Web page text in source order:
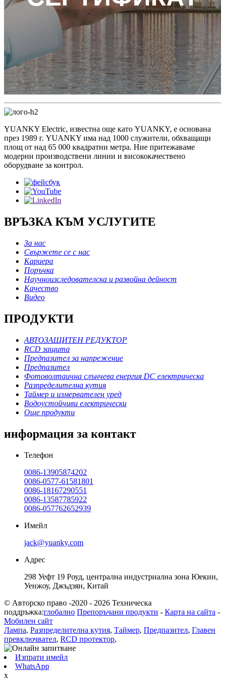
YUANKY Electric, известна още като YUANKY, е основана
през 1989 г. YUANKY има над 1000 служители, обхващащи
площ от над 65 000 квадратни метра. Ние притежаваме
модерни производствени линии и висококачествено
оборудване за контрол.
ВРЪЗКА КЪМ УСЛУГИТЕ
За нас
Свържете се с нас
Кариера
Поръчка
Научноизследователска и развойна дейност
Качество
Видео
ПРОДУКТИ
АВТОЗАЩИТЕН РЕДУКТОР
RCD защита
Предпазител за напрежение
Предпазител
Фотоволтаична слънчева енергия DC електрическа
Разпределителна кутия
Таймер и измервателен уред
Водоустойчиви електрически
Още продукти
информация за контакт
Телефон
0086-13905874202
0086-0577-61581801
0086-18167290551
0086-13587785922
0086-057762652939
Имейл
jack@yuanky.com
Адрес
298 Уефт 19 Роуд, централна индустриална зона Юекин,
Уенжоу, Джъдзян, Китай
© Авторско право -2020 - 2026 Техническа
поддръжка:глобално Препоръчани продукти - Карта на сайта -
Мобилен сайт
Лампа, Разпределителна кутия, Таймер, Предпазител, Главен
превключвател, RCD протектор,
Изпрати имейл
WhatsApp
x